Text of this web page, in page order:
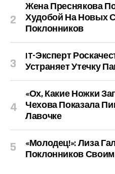
Жена Преснякова
Худобой На Новых
Поклонников
IT-Эксперт
Устраняет Утечку
«Ох, Какие Ножки
Чехова Показала
Лавочке
«Молодец!»: Лиза
Поклонников